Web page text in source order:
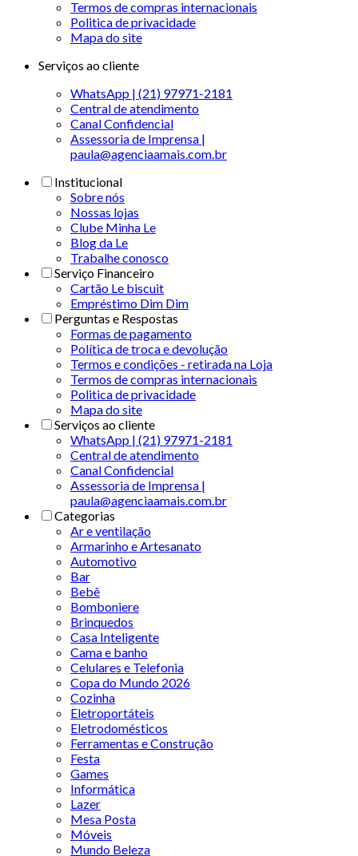
Termos de compras internacionais
Politica de privacidade
Mapa do site
Serviços ao cliente
WhatsApp | (21) 97971-2181
Central de atendimento
Canal Confidencial
Assessoria de Imprensa |
paula@agenciaamais.com.br
Institucional
Sobre nós
Nossas lojas
Clube Minha Le
Blog da Le
Trabalhe conosco
Serviço Financeiro
Cartão Le biscuit
Empréstimo Dim Dim
Perguntas e Respostas
Formas de pagamento
Política de troca e devolução
Termos e condições - retirada na Loja
Termos de compras internacionais
Politica de privacidade
Mapa do site
Serviços ao cliente
WhatsApp | (21) 97971-2181
Central de atendimento
Canal Confidencial
Assessoria de Imprensa |
paula@agenciaamais.com.br
Categorias
Ar e ventilação
Armarinho e Artesanato
Automotivo
Bar
Bebê
Bomboniere
Brinquedos
Casa Inteligente
Cama e banho
Celulares e Telefonia
Copa do Mundo 2026
Cozinha
Eletroportáteis
Eletrodomésticos
Ferramentas e Construção
Festa
Games
Informática
Lazer
Mesa Posta
Móveis
Mundo Beleza